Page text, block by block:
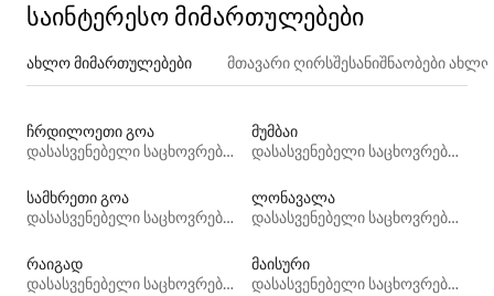
საინტერესო მიმართულებები
ახლო მიმართულებები მთავარი ღირსშესანიშნაობები
ჩრდილოეთი გოა
დასასვენებელი საცხოვრებლები
მუმბაი
დასასვენებელი საცხოვრებლები
სამხრეთი გოა
დასასვენებელი საცხოვრებლები
ლონავალა
დასასვენებელი საცხოვრებლები
რაიგად
დასასვენებელი საცხოვრებლები
მაისური
დასასვენებელი საცხოვრებლები